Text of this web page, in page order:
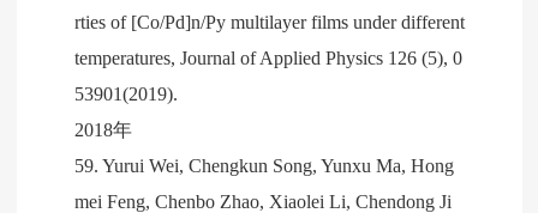
rties of [Co/Pd]n/Py multilayer films under different
temperatures, Journal of Applied Physics 126 (5), 0
53901(2019).
2018年
59. Yurui Wei, Chengkun Song, Yunxu Ma, Hong
mei Feng, Chenbo Zhao, Xiaolei Li, Chendong Ji